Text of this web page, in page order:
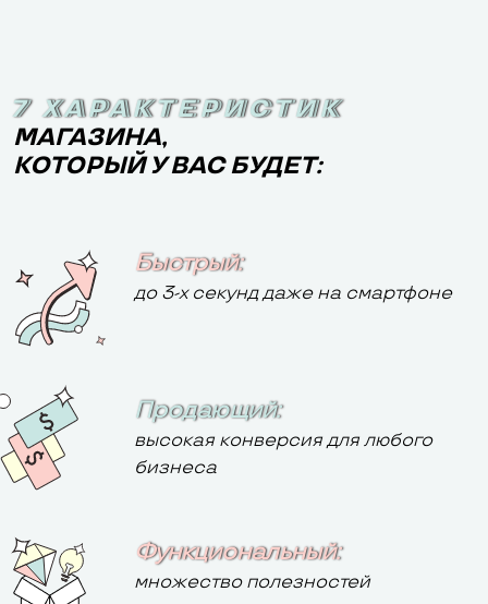
7 ХАРАКТЕРИСТИК
МАГАЗИНА,
КОТОРЫЙ У ВАС БУДЕТ:
7 ХАРАКТЕРИСТИК
Быстрый:
до 3-х секунд даже на смартфоне
Продающий:
высокая конверсия для любого
бизнеса
Функциональный:
множество полезностей